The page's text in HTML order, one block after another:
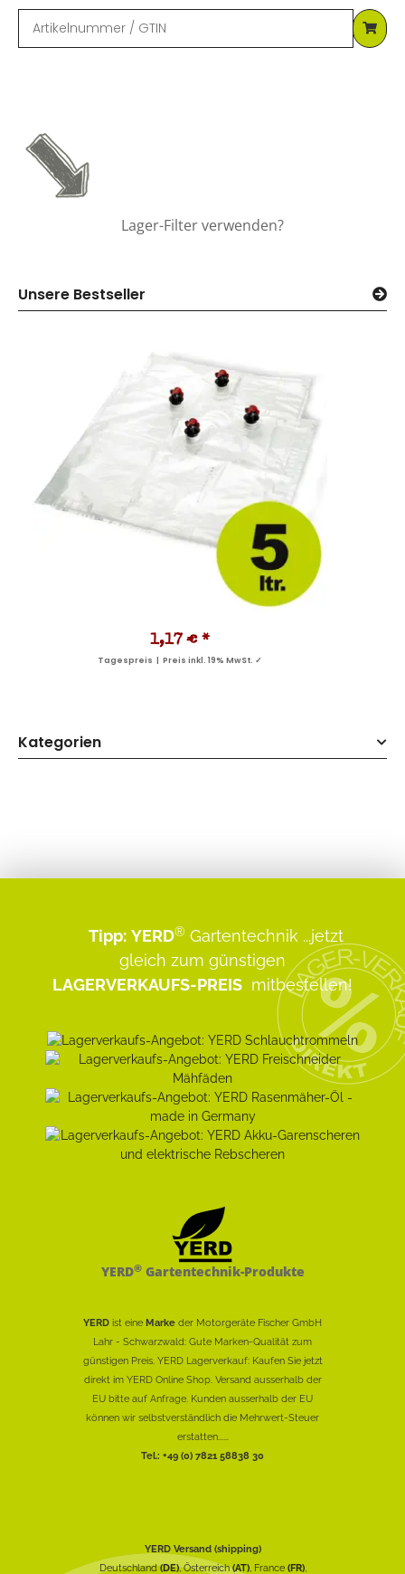
Lager-Filter verwenden?
Unsere Bestseller
1,17 € *
Tagespreis | Preis inkl. 19% MwSt. ✓
Kategorien
Tipp: YERD® Gartentechnik ...jetzt
gleich zum günstigen
LAGERVERKAUFS-PREIS mitbestellen!
YERD®Gartentechnik-Produkte
YERD ist eine Marke der Motorgeräte Fischer GmbH
Lahr - Schwarzwald: Gute Marken-Qualität zum
günstigen Preis. YERD Lagerverkauf: Kaufen Sie jetzt
direkt im YERD Online Shop. Versand ausserhalb der
EU bitte auf Anfrage. Kunden ausserhalb der EU
können wir selbstverständlich die Mehrwert-Steuer
erstatten......
Tel.: +49 (0) 7821 58838 30
YERD Versand (shipping)
Deutschland(DE), Österreich(AT), France (FR),